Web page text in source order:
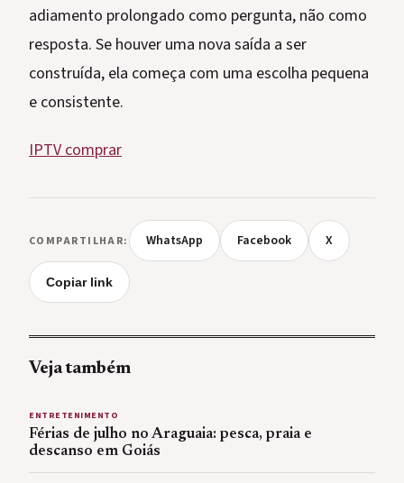
adiamento prolongado como pergunta, não como
resposta. Se houver uma nova saída a ser
construída, ela começa com uma escolha pequena
e consistente.
IPTV comprar
COMPARTILHAR: WhatsApp Facebook X
Copiar link
Veja também
ENTRETENIMENTO
Férias de julho no Araguaia: pesca, praia e
descanso em Goiás